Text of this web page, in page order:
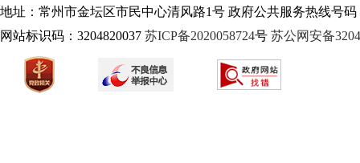
地址：常州市金坛区市民中心清风路1号 政府公共服务热线号码
网站标识码：3204820037 苏ICP备2020058724号 苏公网安备